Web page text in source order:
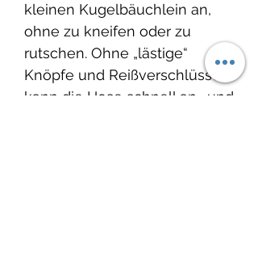
kleinen Kugelbäuchlein an,
ohne zu kneifen oder zu
rutschen. Ohne „lästige“
Knöpfe und Reißverschlüsse
kann die Hose schnell an- und